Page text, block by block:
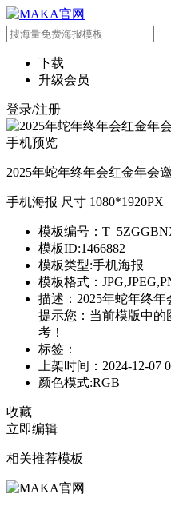
下载
升级会员
登录/注册
手机预览
2025年蛇年终年会红金年会
手机海报 尺寸 1080*1920PX
模板编号：
模板ID:1466882
模板类型:手机海报
模板格式：
描述：2025年蛇年终
提示您：当前模版中的
考！
标签：
上架时间：2024-12-07
颜色模式:RGB
收藏
立即编辑
相关推荐模板